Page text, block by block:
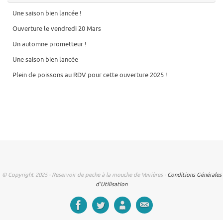
Une saison bien lancée !
Ouverture le vendredi 20 Mars
Un automne prometteur !
Une saison bien lancée
Plein de poissons au RDV pour cette ouverture 2025 !
© Copyright 2025 - Reservoir de peche à la mouche de Veirières - Conditions Générales
d'Utilisation